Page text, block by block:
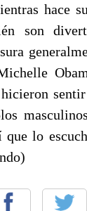
hace
son
lo